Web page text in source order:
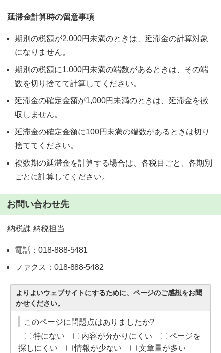
延滞金計算時の留意事項
期別の税額が2,000円未満のときは、延滞金の計算対象
になりません。
期別の税額に1,000円未満の端数があるときは、その端
数を切り捨てて計算してください。
延滞金の確定金額が1,000円未満のときは、延滞金を徴
収しません。
延滞金の確定金額に100円未満の端数があるときは切り
捨ててください。
複数期の延滞金を計算する場合は、各税目ごと、各期別
ごとに計算してください。
お問い合わせ先
納税課 納税担当
電話：018-888-5481
ファクス：018-888-5482
よりよいウェブサイトにするために、ページのご感想をお聞
かせください。
このページに問題点はありましたか?
特にない
内容が分かりにくい
ページを
探しにくい
情報が少ない 文章量が多い